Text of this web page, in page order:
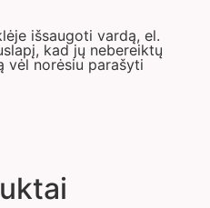
išsaugoti vardą, el.
kad jų nebereiktų
vėl norėsiu parašyti